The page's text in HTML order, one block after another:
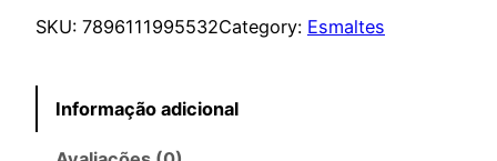
r
ç
r
SKU: 7896111995532Category: Esmaltes
Informação adicional